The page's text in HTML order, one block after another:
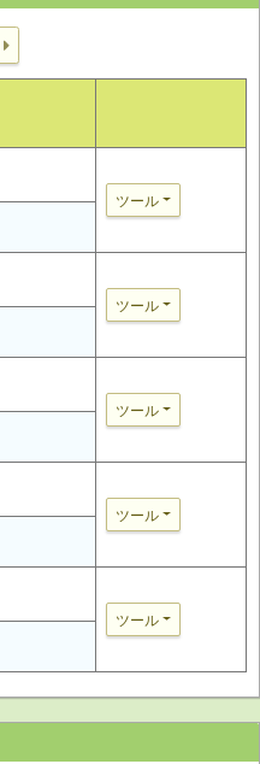
ツール
ツール
ツール
ツール
ツール